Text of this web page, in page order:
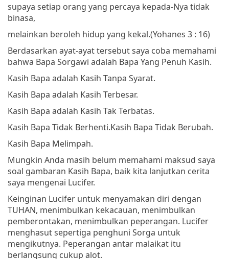
supaya setiap orang yang percaya kepada-Nya tidak
binasa,
melainkan beroleh hidup yang kekal.(Yohanes 3 : 16)
Berdasarkan ayat-ayat tersebut saya coba memahami
bahwa Bapa Sorgawi adalah Bapa Yang Penuh Kasih.
Kasih Bapa adalah Kasih Tanpa Syarat.
Kasih Bapa adalah Kasih Terbesar.
Kasih Bapa adalah Kasih Tak Terbatas.
Kasih Bapa Tidak Berhenti.Kasih Bapa Tidak Berubah.
Kasih Bapa Melimpah.
Mungkin Anda masih belum memahami maksud saya
soal gambaran Kasih Bapa, baik kita lanjutkan cerita
saya mengenai Lucifer.
Keinginan Lucifer untuk menyamakan diri dengan
TUHAN, menimbulkan kekacauan, menimbulkan
pemberontakan, menimbulkan peperangan. Lucifer
menghasut sepertiga penghuni Sorga untuk
mengikutnya. Peperangan antar malaikat itu
berlangsung cukup alot.